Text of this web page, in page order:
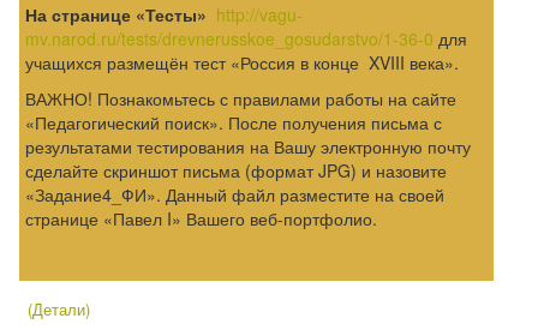
На странице «Тесты» http://vagu-
mv.narod.ru/tests/drevnerusskoe_gosudarstvo/1-36-0 для
учащихся размещён тест «Россия в конце XVIII века».
ВАЖНО! Познакомьтесь с правилами работы на сайте
«Педагогический поиск». После получения письма с
результатами тестирования на Вашу электронную почту
сделайте скриншот письма (формат JPG) и назовите
«Задание4_ФИ». Данный файл разместите на своей
странице «Павел I» Вашего веб-портфолио.
(Детали)